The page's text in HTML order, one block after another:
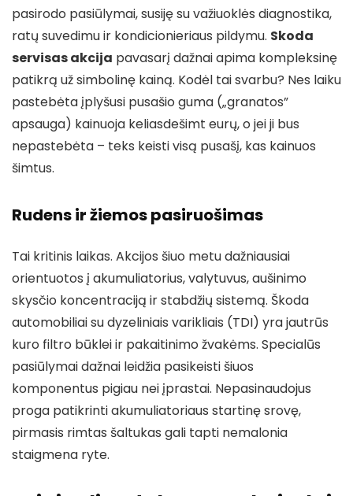
pasirodo pasiūlymai, susiję su važiuoklės diagnostika,
ratų suvedimu ir kondicionieriaus pildymu. Skoda
servisas akcija pavasarį dažnai apima kompleksinę
patikrą už simbolinę kainą. Kodėl tai svarbu? Nes laiku
pastebėta įplyšusi pusašio guma („granatos”
apsauga) kainuoja keliasdešimt eurų, o jei ji bus
nepastebėta – teks keisti visą pusašį, kas kainuos
šimtus.
Rudens ir žiemos pasiruošimas
Tai kritinis laikas. Akcijos šiuo metu dažniausiai
orientuotos į akumuliatorius, valytuvus, aušinimo
skysčio koncentraciją ir stabdžių sistemą. Škoda
automobiliai su dyzeliniais varikliais (TDI) yra jautrūs
kuro filtro būklei ir pakaitinimo žvakėms. Specialūs
pasiūlymai dažnai leidžia pasikeisti šiuos
komponentus pigiau nei įprastai. Nepasinaudojus
proga patikrinti akumuliatoriaus startinę srovę,
pirmasis rimtas šaltukas gali tapti nemalonia
staigmena ryte.